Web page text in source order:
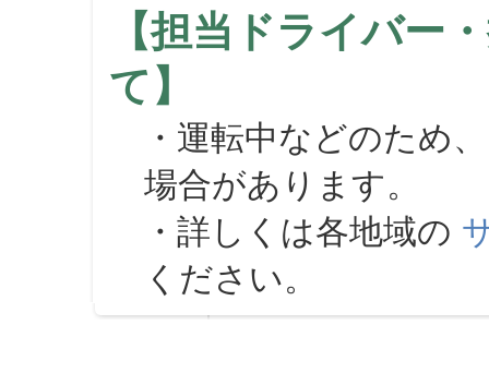
【担当ドライバー
て】
・運転中などのため
場合があります。
・詳しくは各地域の
ください。